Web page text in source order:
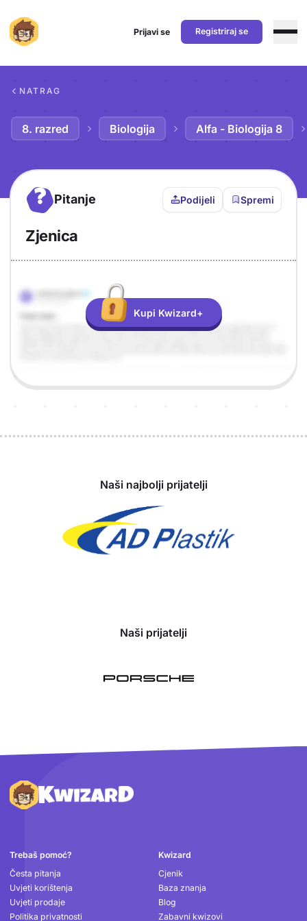
Prijavi se Registriraj se
NATRAG
8. razred Biologija Alfa - Biologija 8
? Pitanje Podijeli Spremi
Zjenica
Odgovor
Objašnjenje
Kupi Kwizard+
Naši najbolji prijatelji
Naši prijatelji
Podnožje
Trebaš pomoć?
Česta pitanja
Uvjeti korištenja
Uvjeti prodaje
Politika privatnosti
Kwizard
Cjenik
Baza znanja
Blog
Zabavni kwizovi